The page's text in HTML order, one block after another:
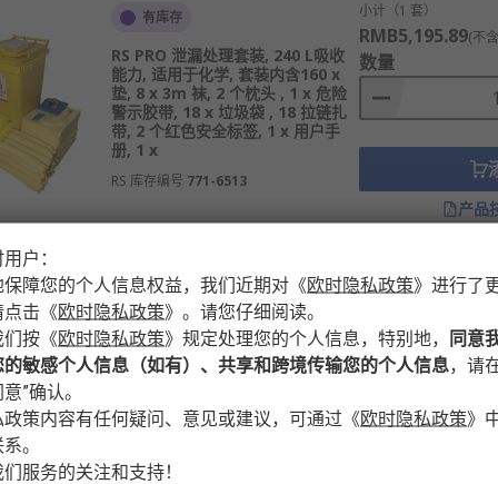
有库存
RS PRO 泄漏处理套装, 240 L吸收
能力, 适用于化学, 套装内含160 x
垫, 8 x 3m 袜, 2 个枕头 , 1 x 危险
警示胶带, 18 x 垃圾袋 , 18 拉链扎
带, 2 个红色安全标签, 1 x 用户手
册, 1 x
RS 库存编号 771-6513
小计（1 套）
RMB5,195.89(不
数量
产品
有库存
RS PRO 泄漏处理套装, 120 L吸收
能力, 适用于油, 套装内含60 个垫, 6
x 3m 袜, 2 个枕头 , 1 x 危险警示胶
红色安全标签, 1 x 用户手册, 1 x 车
轮箱
RS 库存编号
小计（1 套）
数量
户：
障您的个人信息权益，我们近期对 《欧时隐私政策》 进行了
击 《欧时隐私政策》 。请您仔细阅读。
们按 《欧时隐私政策》 规定处理您的个人信息，特别地，
同意
敏感个人信息（如有）、共享和跨境传输您的个人信息，请
”确认。
策内容有任何疑问、意见或建议，可通过 《欧时隐私政策》
。
服务的关注和支持！